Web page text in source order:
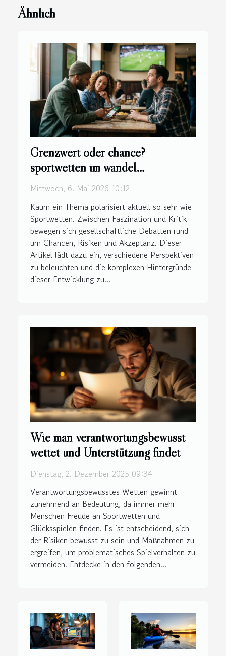
Ähnlich
Grenzwert oder chance?
sportwetten im wandel
gesellschaftlicher wahrnehmung
Mittwoch, 6. Mai 2026 10:12
Kaum ein Thema polarisiert aktuell so sehr wie
Sportwetten. Zwischen Faszination und Kritik
bewegen sich gesellschaftliche Debatten rund
um Chancen, Risiken und Akzeptanz. Dieser
Artikel lädt dazu ein, verschiedene Perspektiven
zu beleuchten und die komplexen Hintergründe
dieser Entwicklung zu...
Wie man verantwortungsbewusst
wettet und Unterstützung findet
Dienstag, 2. Dezember 2025 09:34
Verantwortungsbewusstes Wetten gewinnt
zunehmend an Bedeutung, da immer mehr
Menschen Freude an Sportwetten und
Glücksspielen finden. Es ist entscheidend, sich
der Risiken bewusst zu sein und Maßnahmen zu
ergreifen, um problematisches Spielverhalten zu
vermeiden. Entdecke in den folgenden...